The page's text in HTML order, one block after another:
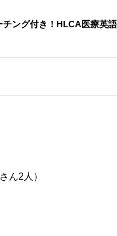
チング付き！HLCA医療英
ん2人）